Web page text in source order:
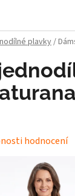
plavky/
hodnocení